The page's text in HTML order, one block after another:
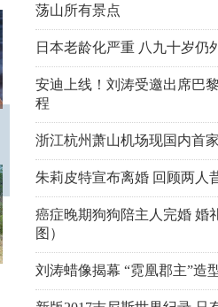
安迪上线！刘涛受邀出席巴黎时
装周酷帅启程
首次披露与宋喆离婚内幕 杨慧：
宋喆和马蓉不是同学
荡山所有景点
日本老龄化严重 八九十岁仍
安迪上线！刘涛受邀出席巴
程
浙江杭州萧山机场现国内首
朱莉皮特宣布离婚 回顾两人
癌症晚期狗狗陪主人完婚 婚
图）
刘涛蜡像揭幕 “霓凰郡主”造